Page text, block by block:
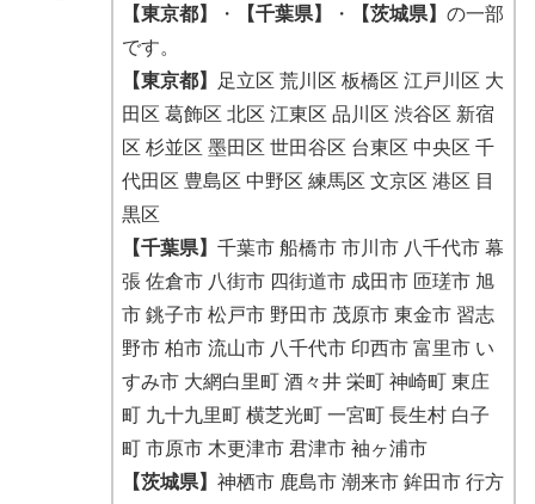
【東京都】
・ 【千葉県】 ・ 【茨城県】 の一部
です。
【東京都】
足立区 荒川区 板橋区 江戸川区 大
田区 葛飾区 北区 江東区 品川区 渋谷区 新宿
区 杉並区 墨田区 世田谷区 台東区 中央区 千
代田区 豊島区 中野区 練馬区 文京区 港区 目
黒区
【千葉県】 千葉市 船橋市 市川市 八千代市 幕
張 佐倉市 八街市 四街道市 成田市 匝瑳市 旭
市 銚子市 松戸市 野田市 茂原市 東金市 習志
野市 柏市 流山市 八千代市 印西市 富里市 い
すみ市 大網白里町 酒々井 栄町 神崎町 東庄
町 九十九里町 横芝光町 一宮町 長生村 白子
町 市原市 木更津市 君津市 袖ヶ浦市
【茨城県】 神栖市 鹿島市 潮来市 鉾田市 行方